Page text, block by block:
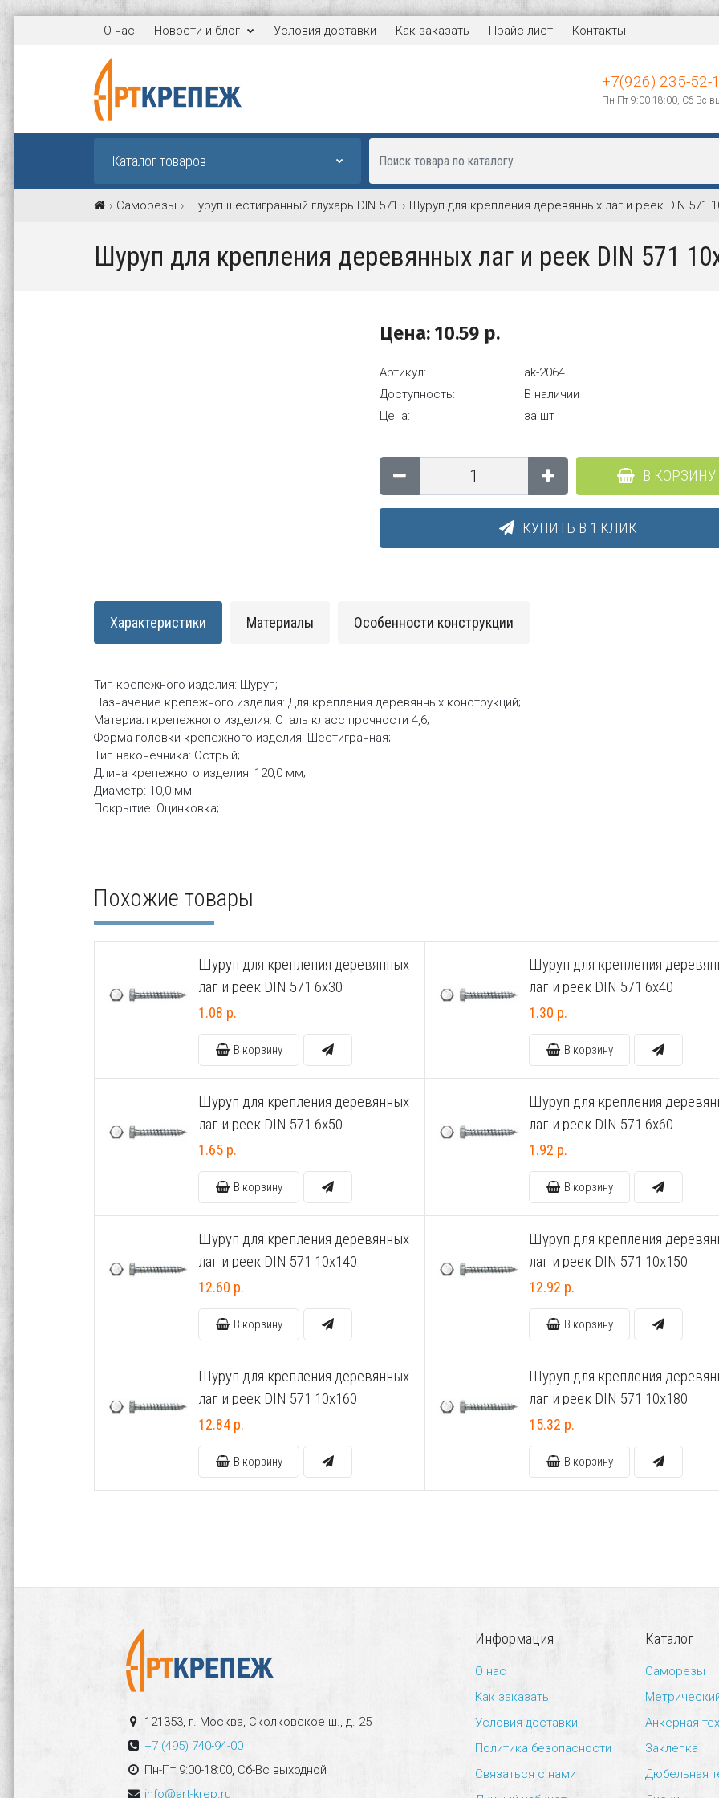
О нас Новости и блог Условия доставки Как заказать Прайс-лист Контакты
+7(926) 235-52-
Пн-Пт 9:00-18:00, Сб-Вс
Каталог товаров
Саморезы Шуруп шестигранный глухарь DIN 571 Шуруп для крепления деревянных лаг и реек DIN 571
Шуруп для крепления деревянных лаг и реек DIN 571
Цена:10.59 р.
Артикул:
ak-2064
Доступность:
В наличии
Цена:
за шт
В КОРЗИНУ
КУПИТЬ В 1 КЛИК
Характеристики Материалы Особенности конструкции
Тип крепежного изделия: Шуруп;
Назначение крепежного изделия: Для крепления деревянных конструкций;
Материал крепежного изделия: Сталь класс прочности 4,6;
Форма головки крепежного изделия: Шестигранная;
Тип наконечника: Острый;
Длина крепежного изделия: 120,0 мм;
Диаметр: 10,0 мм;
Покрытие: Оцинковка;
Похожие товары
Шуруп для крепления деревянных
лаг и реек DIN 571 6х30
1.08 р.
В корзину
Шуруп для крепления
лаг и реек DIN 571 6х40
1.30 р.
В корзину
Шуруп для крепления деревянных
лаг и реек DIN 571 6х50
1.65 р.
В корзину
Шуруп для крепления
лаг и реек DIN 571 6х60
1.92 р.
В корзину
Шуруп для крепления деревянных
лаг и реек DIN 571 10х140
12.60 р.
В корзину
Шуруп для крепления
лаг и реек DIN 571 10х150
12.92 р.
В корзину
Шуруп для крепления деревянных
лаг и реек DIN 571 10х160
12.84 р.
В корзину
Шуруп для крепления
лаг и реек DIN 571 10х180
15.32 р.
В корзину
121353, г. Москва, Сколковское ш., д. 25
+7 (495) 740-94-00
Пн-Пт 9:00-18:00, Сб-Вс выходной
info@art-krep.ru
Информация
О нас
Как заказать
Условия доставки
Политика безопасности
Связаться с нами
Каталог
Саморезы
Анкерная
Заклепка
Дюбельная